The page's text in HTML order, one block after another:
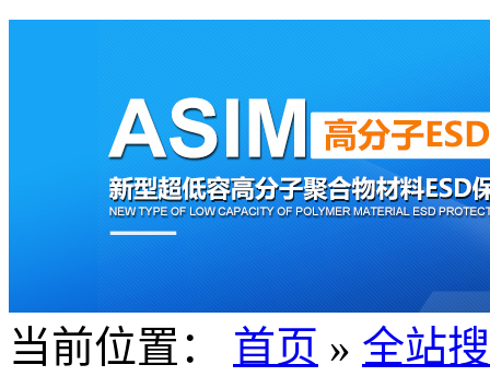
当前位置： 首页 » 全站